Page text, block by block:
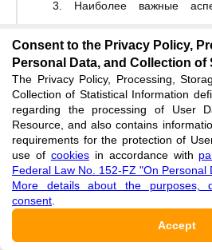
3. Наиболее важные
Автор выявляет
Давыдовым мотивов,
восходящих к античности.
Представляет определенный
автором жанрово-
Дениса Давыдова,
художественным
Consent to the Privacy Policy,
Personal Data, and Collection
The Privacy Policy, Processing,
Collection of Statistical Information
regarding the processing of User
Resource, and also contains
requirements for the protection of
use of cookiesin accordance with
Federal Law No. 152-FZ "On Personal
More details about the purposes,
consent
Accept